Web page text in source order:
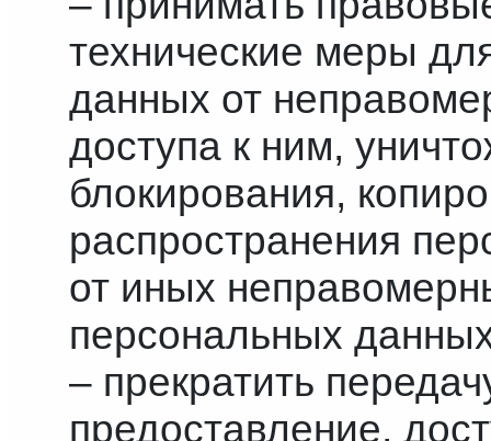
технические меры
данных от
доступа к ним,
блокирования,
распространения
от иных
персональных
– прекратить
предоставление,